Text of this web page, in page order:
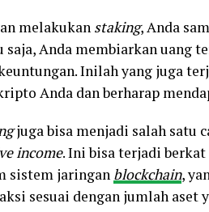
melakukan staking, Anda
saja, Anda membiarkan uang
Inilah yang juga
Anda dan berharap
juga bisa menjadi salah satu
income. Ini bisa terjadi
sistem jaringan blockchain,
sesuai dengan jumlah aset